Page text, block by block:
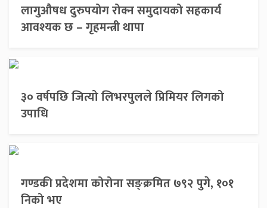
लागुऔषध दुरुपयोग रोक्न समुदायको सहकार्य
आवश्यक छ – गृहमन्त्री थापा
३० वर्षपछि जित्यो लिभरपुलले प्रिमियर लिगको
उपाधि
गण्डकी प्रदेशमा कोरोना सङ्क्रमित ७९२ पुगे, १०१
निको भए